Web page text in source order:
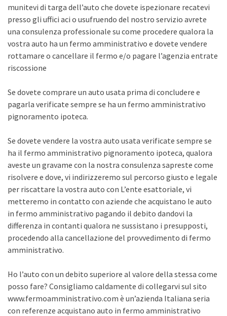
munitevi di targa dell’auto che dovete ispezionare recatevi
presso gli uffici aci o usufruendo del nostro servizio avrete
una consulenza professionale su come procedere qualora la
vostra auto ha un fermo amministrativo e dovete vendere
rottamare o cancellare il fermo e/o pagare l’agenzia entrate
riscossione
Se dovete comprare un auto usata prima di concludere e
pagarla verificate sempre se ha un fermo amministrativo
pignoramento ipoteca.
Se dovete vendere la vostra auto usata verificate sempre se
ha il fermo amministrativo pignoramento ipoteca, qualora
aveste un gravame con la nostra consulenza sapreste come
risolvere e dove, vi indirizzeremo sul percorso giusto e legale
per riscattare la vostra auto con L’ente esattoriale, vi
metteremo in contatto con aziende che acquistano le auto
in fermo amministrativo pagando il debito dandovi la
differenza in contanti qualora ne sussistano i presupposti,
procedendo alla cancellazione del provvedimento di fermo
amministrativo.
Ho l’auto con un debito superiore al valore della stessa come
posso fare? Consigliamo caldamente di collegarvi sul sito
www.fermoamministrativo.com è un’azienda Italiana seria
con referenze acquistano auto in fermo amministrativo